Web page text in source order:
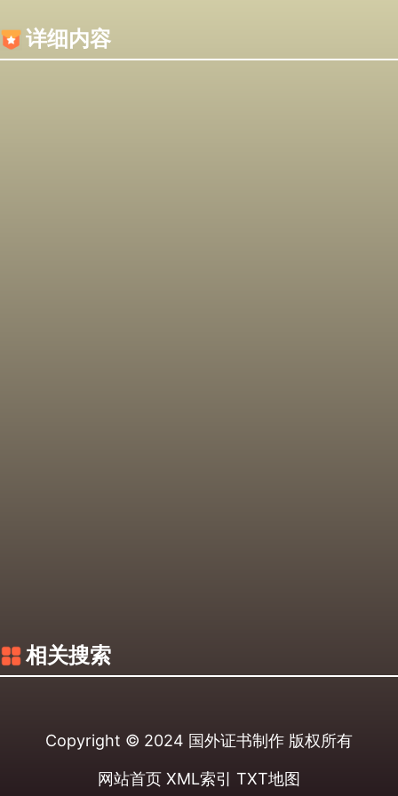
详细内容
相关搜索
Copyright © 2024 国外证书制作 版权所有
网站首页 XML索引 TXT地图